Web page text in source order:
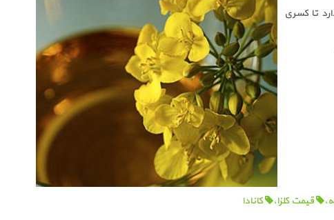
دارد تا کسری
قیمت کلزا، کانادا